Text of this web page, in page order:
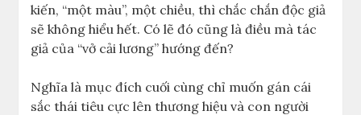
kiến, “một màu”, một chiều, thì chắc chắn độc giả
sẽ không hiểu hết. Có lẽ đó cũng là điều mà tác
giả của “vở cải lương” hướng đến?
Nghĩa là mục đích cuối cùng chỉ muốn gán cái
sắc thái tiêu cực lên thương hiệu và con người